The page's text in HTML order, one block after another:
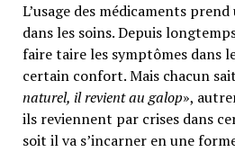
L’usage des médicaments
dans les soins. Depuis
faire taire les symptômes dans
certain confort. Mais chacun
naturel, il revient au galop»,
ils reviennent par crises dans
soit il va s’incarner en une